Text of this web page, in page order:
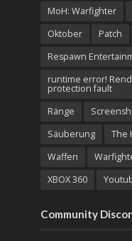
MoH: Warfighter
Oktober
Patch
Respawn
runtime error!
protection fault
Ränge
Säuberung
The
Waffen
XBOX 360
Community